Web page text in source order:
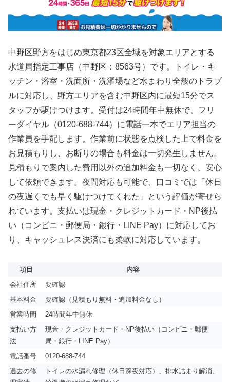
中野区野方をはじめ東京都23区全域を対象エリアとする
水道局指定工事店（中野区：8563号）です。トイレ・キ
ッチン・浴室・洗面所・洗濯場など水まわり全般のトラブ
ルに対応し、野方エリアを含む中野区内に最短15分でス
タッフが駆けつけます。受付は24時間年中無休で、フリ
ーダイヤル（0120-688-744）に電話一本でエリア担当の
作業員を手配します。作業前に状態を点検した上で料金を
お見積もりし、お断りの場合も料金は一切発生しません。
見積もりで案内した費用以外の追加料金も一切なく、安心
して依頼できます。夜間対応も可能で、口コミでは「休日
の夜遅くでも早く駆けつけてくれた」という評価が寄せら
れています。支払いは現金・クレジットカード・NP後払
い（コンビニ・郵便局・銀行・LINE Pay）に対応してお
り、キャッシュレス決済にも柔軟に対応しています。
項目
内容
会社住所
要確認
基本料金
要確認（見積もり無料・追加料金なし）
営業時間
24時間年中無休
支払い方
法
現金・クレジットカード・NP後払い（コンビニ・郵便
局・銀行・LINE Pay）
電話番号
0120-688-744
過去の修
トイレの水漏れ修理（休日深夜対応）、排水詰まり解消、